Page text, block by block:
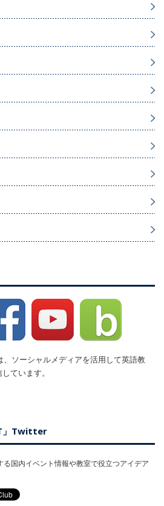
、ソーシャルメディアを活用して英語教
ています。
」Twitter
る国内イベント情報や教室で役立つアイデア